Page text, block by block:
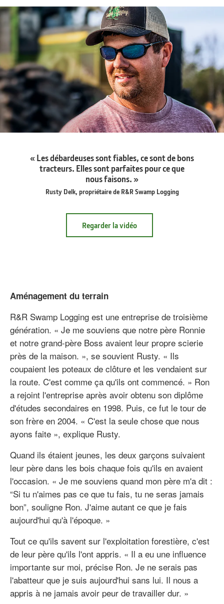
« Les débardeuses sont fiables, ce sont de bons
tracteurs. Elles sont parfaites pour ce que
nous faisons. »
Rusty Delk, propriétaire de R&R Swamp Logging
Regarder la vidéo
Aménagement du terrain
R&R Swamp Logging est une entreprise de troisième
génération. « Je me souviens que notre père Ronnie
et notre grand-père Boss avaient leur propre scierie
près de la maison. », se souvient Rusty. « Ils
coupaient les poteaux de clôture et les vendaient sur
la route. C'est comme ça qu'ils ont commencé. » Ron
a rejoint l'entreprise après avoir obtenu son diplôme
d'études secondaires en 1998. Puis, ce fut le tour de
son frère en 2004. « C'est la seule chose que nous
ayons faite », explique Rusty.
Quand ils étaient jeunes, les deux garçons suivaient
leur père dans les bois chaque fois qu'ils en avaient
l'occasion. « Je me souviens quand mon père m'a dit :
“Si tu n'aimes pas ce que tu fais, tu ne seras jamais
bon”, souligne Ron. J'aime autant ce que je fais
aujourd'hui qu'à l'époque. »
Tout ce qu'ils savent sur l'exploitation forestière, c'est
de leur père qu'ils l'ont appris. « Il a eu une influence
importante sur moi, précise Ron. Je ne serais pas
l'abatteur que je suis aujourd'hui sans lui. Il nous a
appris à ne jamais avoir peur de travailler dur. »